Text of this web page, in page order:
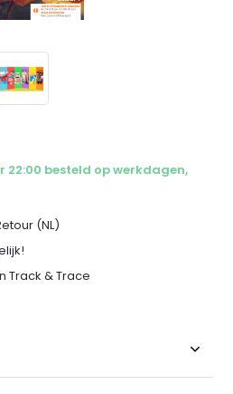
22:00 besteld op werkdagen,
(NL)
Track & Trace